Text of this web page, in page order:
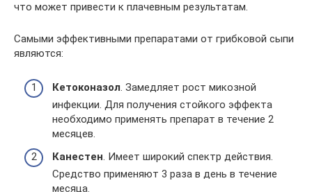
что может привести к плачевным результатам.
Самыми эффективными препаратами от грибковой сыпи
являются:
Кетоконазол. Замедляет рост микозной
инфекции. Для получения стойкого эффекта
необходимо применять препарат в течение 2
месяцев.
Канестен. Имеет широкий спектр действия.
Средство применяют 3 раза в день в течение
месяца.